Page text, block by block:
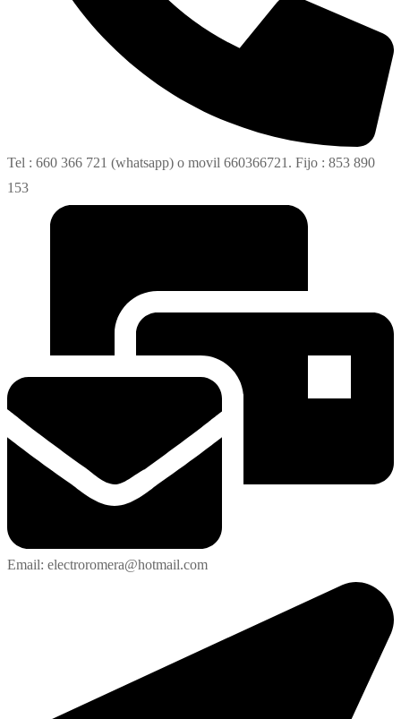
Tel : 660 366 721 (whatsapp) o movil 660366721. Fijo : 853 890
153
Email: electroromera@hotmail.com